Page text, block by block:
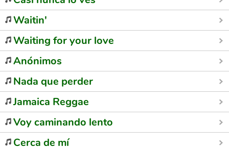
Waitin'
Waiting for your love
Anónimos
Nada que perder
Jamaica Reggae
Voy caminando lento
Cerca de mí